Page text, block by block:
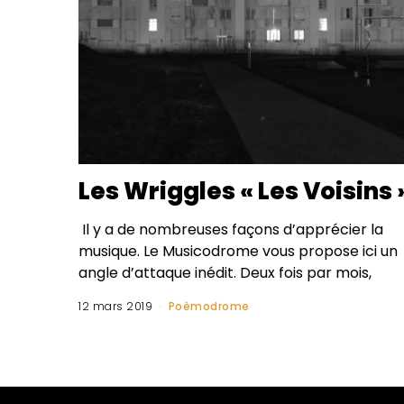
Les Wriggles « Les Voisins
Il y a de nombreuses façons d’apprécier la
musique. Le Musicodrome vous propose ici un
angle d’attaque inédit. Deux fois par mois,
12 mars 2019 Poèmodrome